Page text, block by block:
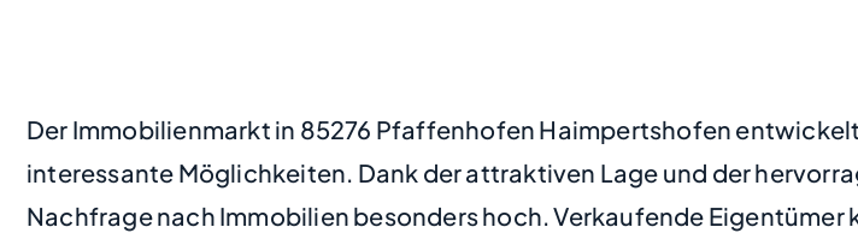
Der Immobilienmarkt in 85276 Pfaffenhofen Haimpertshofen
interessante Möglichkeiten. Dank der attraktiven Lage und der
Nachfrage nach Immobilien besonders hoch. Verkaufende